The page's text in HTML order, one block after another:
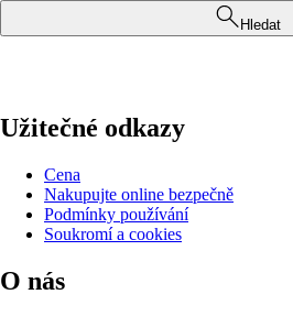
Hledat
Užitečné odkazy
Cena
Nakupujte online bezpečně
Podmínky používání
Soukromí a cookies
O nás